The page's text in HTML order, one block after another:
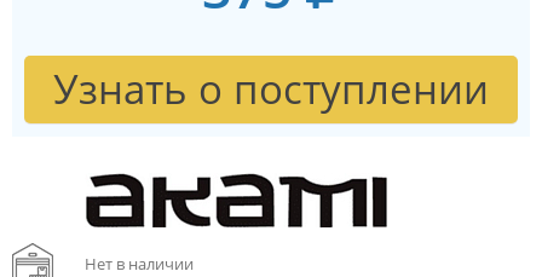
Узнать о поступлении
Нет в наличии